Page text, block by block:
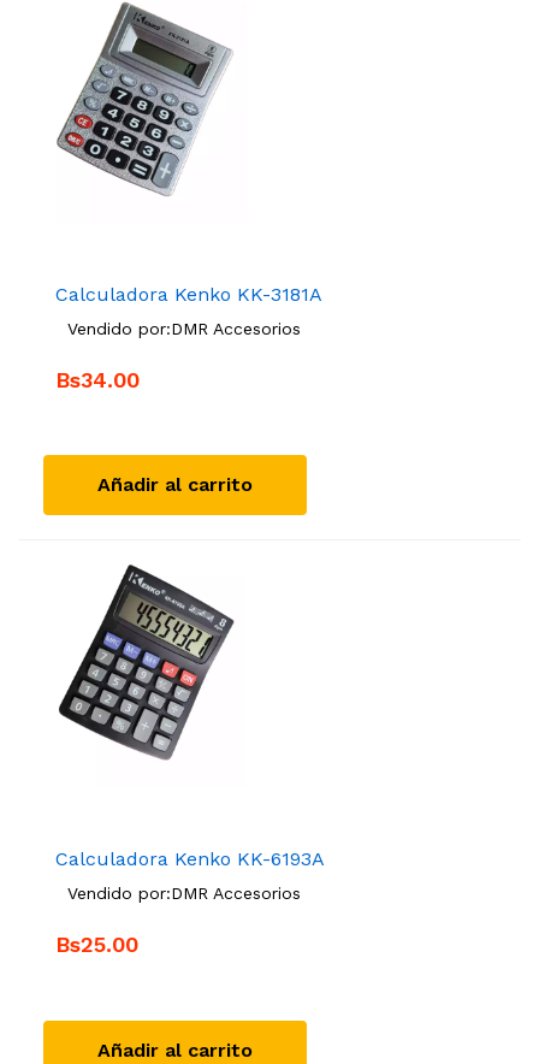
Calculadora Kenko KK-3181A
Vendido por:DMR Accesorios
Bs34.00
Añadir al carrito
Calculadora Kenko KK-6193A
Vendido por:DMR Accesorios
Bs25.00
Añadir al carrito